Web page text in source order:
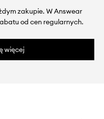
zakupie. W Answear
od cen regularnych.
więcej